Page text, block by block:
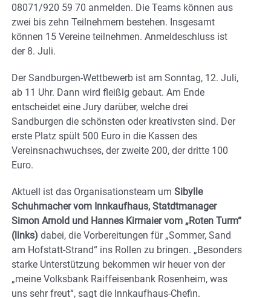
08071/920 59 70 anmelden. Die Teams können aus
zwei bis zehn Teilnehmern bestehen. Insgesamt
können 15 Vereine teilnehmen. Anmeldeschluss ist
der 8. Juli.
Der Sandburgen-Wettbewerb ist am Sonntag, 12. Juli,
ab 11 Uhr. Dann wird fleißig gebaut. Am Ende
entscheidet eine Jury darüber, welche drei
Sandburgen die schönsten oder kreativsten sind. Der
erste Platz spült 500 Euro in die Kassen des
Vereinsnachwuchses, der zweite 200, der dritte 100
Euro.
Aktuell ist das Organisationsteam um Sibylle
Schuhmacher vom Innkaufhaus, Statdtmanager
Simon Arnold und Hannes Kirmaier vom „Roten Turm“
(links) dabei, die Vorbereitungen für „Sommer, Sand
am Hofstatt-Strand“ ins Rollen zu bringen. „Besonders
starke Unterstützung bekommen wir heuer von der
„meine Volksbank Raiffeisenbank Rosenheim, was
uns sehr freut“, sagt die Innkaufhaus-Chefin.